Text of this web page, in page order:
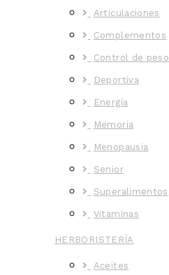
Articulaciones
Complementos
Control de peso
Deportiva
Energía
Memoria
Menopausia
Senior
Superalimentos
Vitaminas
HERBORISTERÍA
Aceites